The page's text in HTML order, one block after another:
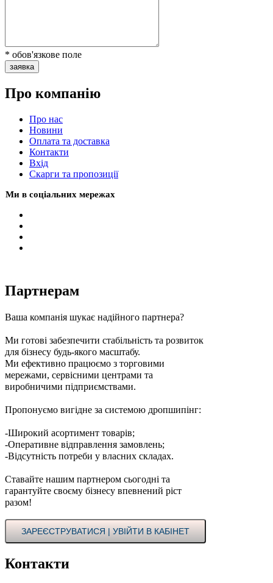
* обов'язкове поле
заявка
Про компанію
Про нас
Новини
Оплата та доставка
Контакти
Вхiд
Скарги та пропозиції
Ми в соціальних мережах
Партнерам
Ваша компанія шукає надійного партнера?
Ми готові забезпечити стабільність та розвиток
для бізнесу будь-якого масштабу.
Ми ефективно працюємо з торговими
мережами, сервісними центрами та
виробничими підприємствами.
Пропонуємо вигідне за системою дропшипінг:
-Широкий асортимент товарів;
-Оперативне відправлення замовлень;
-Відсутність потреби у власних складах.
Ставайте нашим партнером сьогодні та
гарантуйте своєму бізнесу впевнений ріст
разом!
ЗАРЕЄСТРУВАТИСЯ | УВІЙТИ В КАБІНЕТ
Контакти